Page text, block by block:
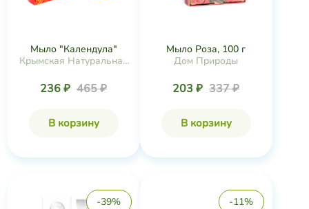
Мыло "Календула"
Крымская Натуральная
236 ₽ 465 ₽
В корзину
Мыло Роза, 100 г
Дом Природы
203 ₽ 337 ₽
В корзину
-39% -11%